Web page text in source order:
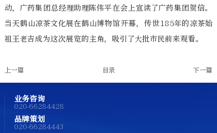
动，广药集团总经理助理陈伟平在会上宣读了广药集团贺信。
当天鹤山凉茶文化展在鹤山博物馆开幕，传世185年的凉茶始
祖王老吉成为这次展览的主角，吸引了大批市民前来观看。
上一篇 目录 下一篇
业务咨询
020-66284428
品牌策划
020-66284443